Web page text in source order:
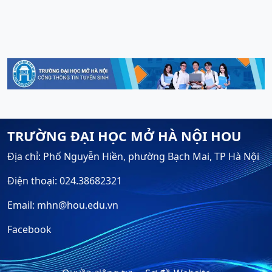
TRƯỜNG ĐẠI HỌC MỞ HÀ NỘI HOU
Địa chỉ: Phố Nguyễn Hiền, phường Bạch Mai, TP Hà Nội
Điện thoại: 024.38682321
Email: mhn@hou.edu.vn
Facebook